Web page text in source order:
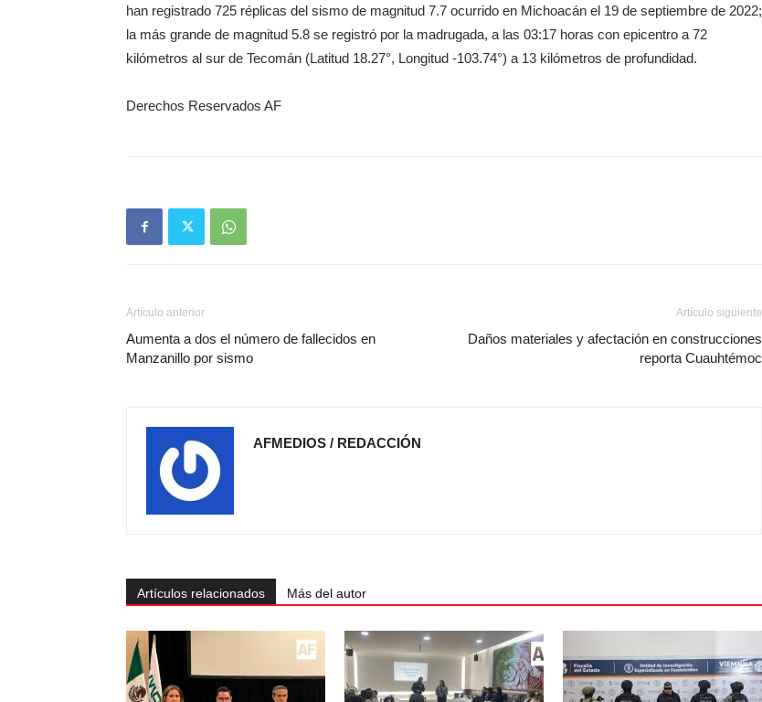
han registrado 725 réplicas del sismo de magnitud 7.7 ocurrido en Michoacán el 19 de septiembre de 2022;
la más grande de magnitud 5.8 se registró por la madrugada, a las 03:17 horas con epicentro a 72
kilómetros al sur de Tecomán (Latitud 18.27°, Longitud -103.74°) a 13 kilómetros de profundidad.
Derechos Reservados AF
Artículo anterior
Aumenta a dos el número de fallecidos en
Manzanillo por sismo
Artículo siguiente
Daños materiales y afectación en construcciones
reporta Cuauhtémoc
AFMEDIOS / REDACCIÓN
Artículos relacionados Más del autor